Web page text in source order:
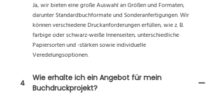
Ja, wir bieten eine große Auswahl an Größen und Formaten,
darunter Standardbuchformate und Sonderanfertigungen. Wir
können verschiedene Druckanforderungen erfüllen, wie z. B.
farbige oder schwarz-weiße Innenseiten, unterschiedliche
Papiersorten und -stärken sowie individuelle
Veredelungsoptionen.
4
Wie erhalte ich ein Angebot für mein
Buchdruckprojekt?